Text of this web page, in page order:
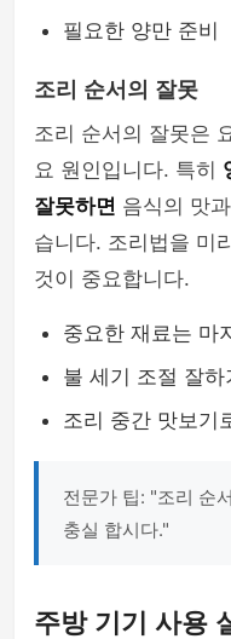
필요한 양만 준비
조리 순서의 잘못
조리 순서의 잘못은
요 원인입니다. 특히
잘못하면 음식의 맛
습니다. 조리법을 미
것이 중요합니다.
중요한 재료는 마
불 세기 조절 잘하
조리 중간 맛보기
전문가 팁: "조리 순
충실 합시다."
주방 기기 사용